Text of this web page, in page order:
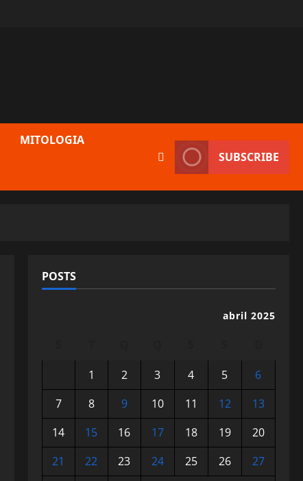
MITOLOGIA
SUBSCRIBE
POSTS
abril 2025
1
2 3 4 5
6
7
8 9 10 11 12
13
14
15 16 17 18 19
20
21
22 23 24 25 26
27